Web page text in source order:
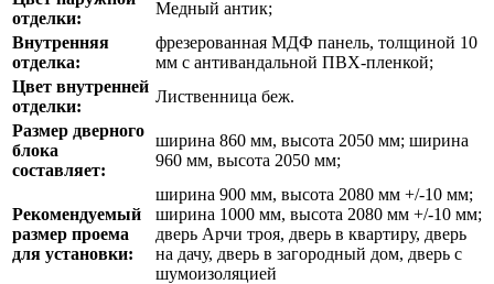
отделки:
Медный антик;
Внутренняя
отделка:
фрезерованная МДФ панель, толщиной 10
мм с антивандальной ПВХ-пленкой;
Цвет внутренней
отделки:
Лиственница беж.
Размер дверного
блока
составляет:
ширина 860 мм, высота 2050 мм; ширина
960 мм, высота 2050 мм;
Рекомендуемый
размер проема
для установки:
ширина 900 мм, высота 2080 мм +/-10 мм;
ширина 1000 мм, высота 2080 мм +/-10 мм;
дверь Арчи троя, дверь в квартиру, дверь
на дачу, дверь в загородный дом, дверь с
шумоизоляцией